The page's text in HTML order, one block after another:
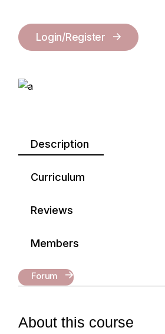
Login/Register
Description
Curriculum
Reviews
Members
Forum
About this course